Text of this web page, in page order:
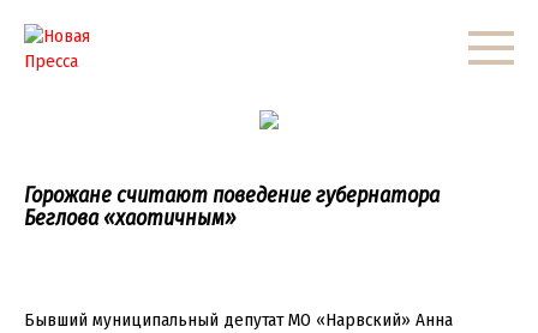
контенту
Горожане считают поведение губернатора
Беглова «хаотичным»
Бывший муниципальный депутат МО «Нарвский» Анна